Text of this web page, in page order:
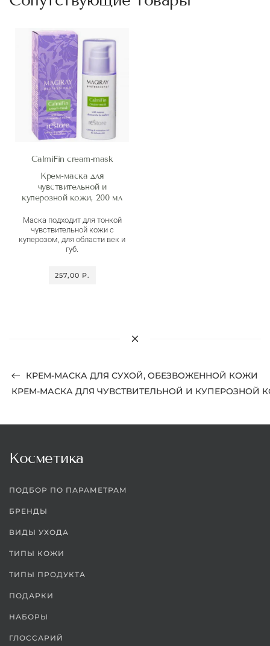
CalmiFin cream-mask
Крем-маска для
чувствительной и
куперозной кожи, 200 мл
Маска подходит для тонкой
чувствительной кожи с
куперозом, для области век и
губ.
257,00 P.
КРЕМ-МАСКА ДЛЯ СУХОЙ, ОБЕЗВОЖЕННОЙ КОЖИ
КРЕМ-МАСКА ДЛЯ ЧУВСТВИТЕЛЬНОЙ И КУПЕРОЗНОЙ
Косметика
ПОДБОР ПО ПАРАМЕТРАМ
БРЕНДЫ
ВИДЫ УХОДА
ТИПЫ КОЖИ
ТИПЫ ПРОДУКТА
ПОДАРКИ
НАБОРЫ
ГЛОССАРИЙ